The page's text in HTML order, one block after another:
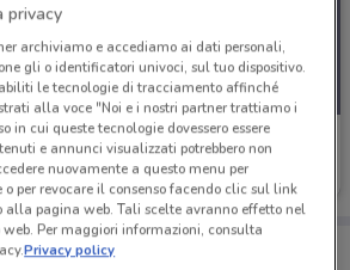
sempre con te!
privacy
archiviamo e accediamo ai dati personali,
gli o identificatori univoci, sul tuo dispositivo.
le tecnologie di tracciamento affinché
alla voce "Noi e i nostri partner trattiamo i
in cui queste tecnologie dovessero essere
e annunci visualizzati potrebbero non
nuovamente a questo menu per
per revocare il consenso facendo clic sul link
pagina web. Tali scelte avranno effetto nel
web. Per maggiori informazioni, consulta
Privacy policy